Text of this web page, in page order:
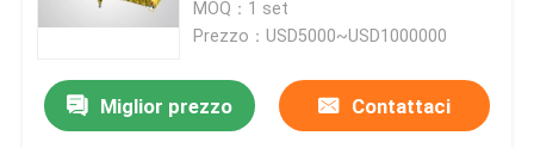
MOQ：1 set
Prezzo：USD5000~USD1000000
Miglior prezzo Contattaci